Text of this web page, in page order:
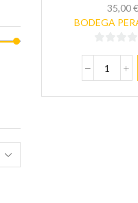
35,00€
BODEGA
de
5
EL